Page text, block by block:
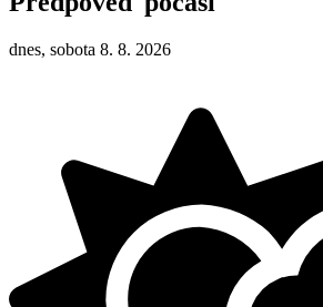
dnes, sobota 8. 8. 2026